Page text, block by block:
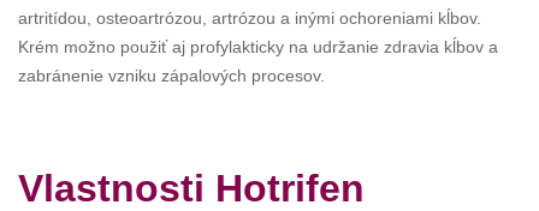
artritídou, osteoartrózou, artrózou a inými ochoreniami kĺbov.
Krém možno použiť aj profylakticky na udržanie zdravia kĺbov a
zabránenie vzniku zápalových procesov.
Vlastnosti Hotrifen